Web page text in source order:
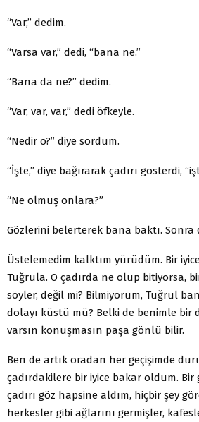
“Var,” dedim.
“Varsa var,” dedi, “bana ne.”
“Bana da ne?” dedim.
“Var, var, var,” dedi öfkeyle.
“Nedir o?” diye sordum.
“İşte,” diye bağırarak çadırı gösterdi,
“Ne olmuş onlara?”
Gözlerini belerterek bana baktı. Sonra
Üstelemedim kalktım yürüdüm. Bir
Tuğrula. O çadırda ne olup bitiyorsa,
söyler, değil mi? Bilmiyorum, Tuğrul
dolayı küstü mü? Belki de benimle bir
varsın konuşmasın paşa gönlü bilir.
Ben de artık oradan her geçişimde
çadırdakilere bir iyice bakar oldum. Bir
çadırı göz hapsine aldım, hiçbir şey
herkesler gibi ağlarını germişler,